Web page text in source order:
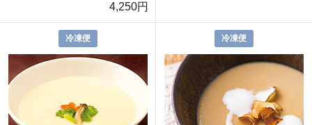
4,250円
冷凍便 冷凍便